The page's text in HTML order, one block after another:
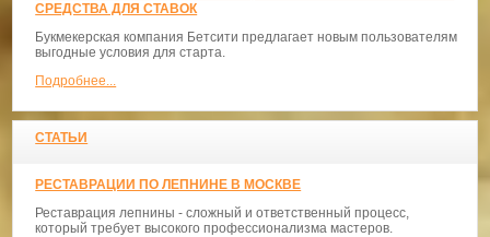
СРЕДСТВА ДЛЯ СТАВОК
Букмекерская компания Бетсити предлагает новым пользователям
выгодные условия для старта.
Подробнее...
СТАТЬИ
РЕСТАВРАЦИИ ПО ЛЕПНИНЕ В МОСКВЕ
Реставрация лепнины - сложный и ответственный процесс,
который требует высокого профессионализма мастеров.